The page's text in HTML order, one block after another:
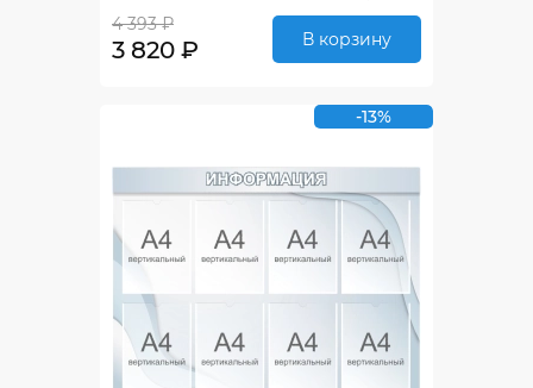
4 393 ₽
3 820 ₽ В корзину
-13%